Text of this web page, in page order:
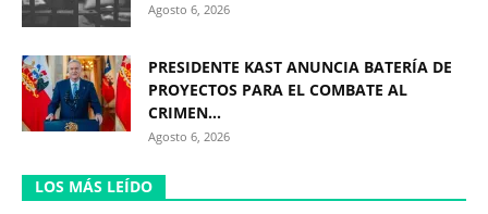
Agosto 6, 2026
PRESIDENTE KAST ANUNCIA BATERÍA DE
PROYECTOS PARA EL COMBATE AL
CRIMEN...
Agosto 6, 2026
LOS MÁS LEÍDO